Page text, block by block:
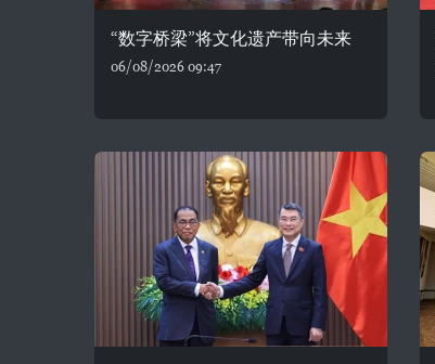
“数字桥梁”将文化遗产带向未来
06/08/2026 09:47